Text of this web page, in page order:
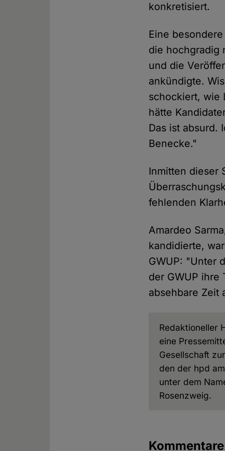
konkretisiert.
Eine
die hochgradig
und die
ankündigte.
schockiert, wie
hätte
Das ist absurd.
Benecke."
Inmitten dieser
fehlenden
Amardeo
kandidierte,
GWUP: "Unter
der GWUP ihre
absehbare Zeit
Redaktioneller
eine
Gesellschaft
den der hpd
unter dem
Rosenzweig.
Kommentare